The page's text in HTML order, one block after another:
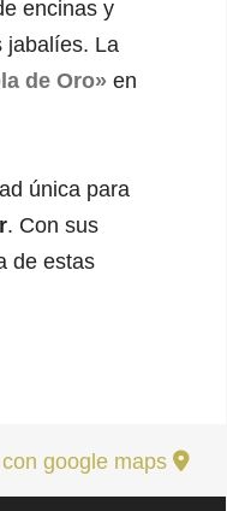
encinas y
jabalíes. La
de Oro» en
única para
. Con sus
de estas
google maps